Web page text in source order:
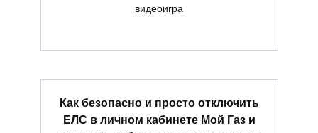
видеоигра
Как безопасно и просто отключить
ЕЛС в личном кабинете Мой Газ и